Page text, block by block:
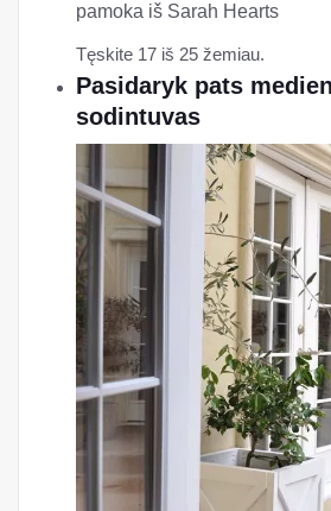
pamoka iš Sarah Hearts
Tęskite 17 iš 25 žemiau.
Pasidaryk pats
sodintuvas